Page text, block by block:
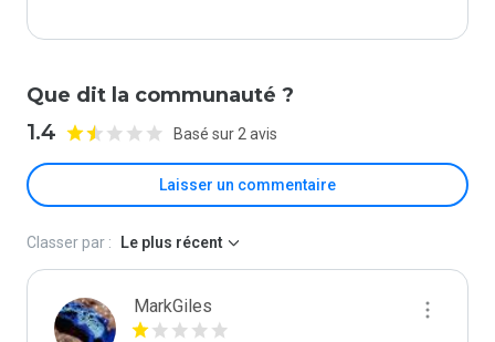
Que dit la communauté ?
1.4 Basé sur 2 avis
Laisser un commentaire
Classer par : Le plus récent
MarkGiles